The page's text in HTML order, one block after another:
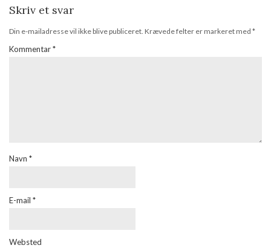
Skriv et svar
Din e-mailadresse vil ikke blive publiceret. Krævede felter er markeret med *
Kommentar*
Navn *
E-mail *
Websted